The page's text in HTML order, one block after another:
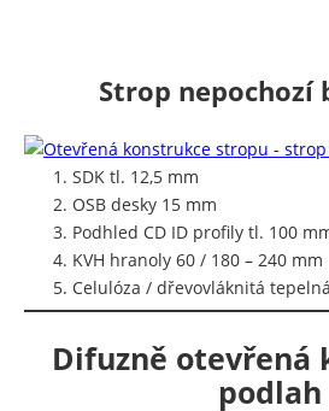
Strop nepochozí
SDK tl. 12,5 mm
OSB desky 15 mm
Podhled CD ID profily tl. 100
KVH hranoly 60 / 180 – 240 mm
Celulóza / dřevovláknitá
Difuzně otevřená
podlah